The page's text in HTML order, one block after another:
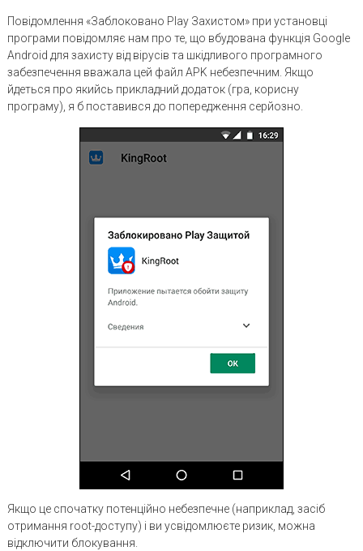
Повідомлення «Заблоковано Play Захистом» при установці
програми повідомляє нам про те, що вбудована функція Google
Android для захисту від вірусів та шкідливого програмного
забезпечення вважала цей файл APK небезпечним. Якщо
йдеться про якийсь прикладний додаток (гра, корисну
програму), я б поставився до попередження серйозно.
Якщо це спочатку потенційно небезпечне (наприклад, засіб
отримання root-доступу) і ви усвідомлюєте ризик, можна
відключити блокування.